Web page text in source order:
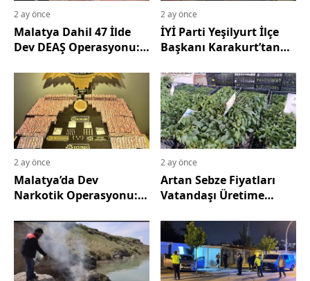
2 ay önce
Malatya Dahil 47 İlde
Dev DEAŞ Operasyonu:
2 ay önce
İYİ Parti Yeşilyurt İlçe
Başkanı Karakurt’tan
Tepki: "Kapasite
Artırılmalı"
2 ay önce
Malatya’da Dev
Narkotik Operasyonu:
Hap Ele Geçirildi, 10
Gözaltı
2 ay önce
Artan Sebze Fiyatları
Vatandaşı Üretime
İlgi